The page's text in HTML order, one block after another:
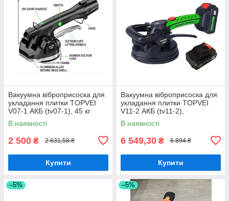
Вакуумна віброприсоска для
укладання плитки TOPVEI
V07-1 АКБ (tv07-1), 45 кг
В наявності
2 500 ₴ 2 631,58 ₴
Купити
Вакуумна віброприсоска для
укладання плитки TOPVEI
V11-2 АКБ (tv11-2),
грузопідйомність 45 кг
В наявності
6 549,30 ₴ 6 894 ₴
Купити
–5% –5%